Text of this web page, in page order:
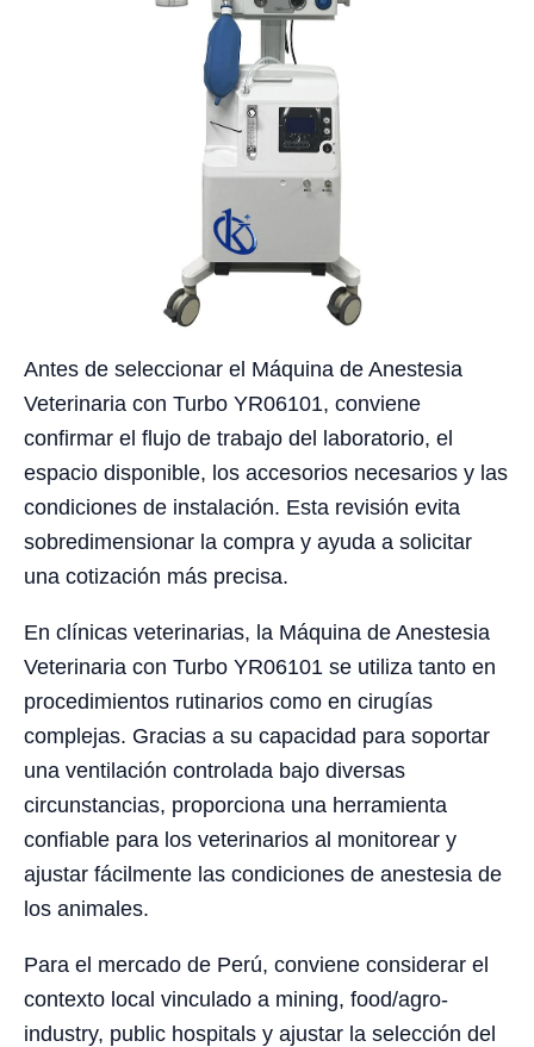
Antes de seleccionar el Máquina de Anestesia
Veterinaria con Turbo YR06101, conviene
confirmar el flujo de trabajo del laboratorio, el
espacio disponible, los accesorios necesarios y las
condiciones de instalación. Esta revisión evita
sobredimensionar la compra y ayuda a solicitar
una cotización más precisa.
En clínicas veterinarias, la Máquina de Anestesia
Veterinaria con Turbo YR06101 se utiliza tanto en
procedimientos rutinarios como en cirugías
complejas. Gracias a su capacidad para soportar
una ventilación controlada bajo diversas
circunstancias, proporciona una herramienta
confiable para los veterinarios al monitorear y
ajustar fácilmente las condiciones de anestesia de
los animales.
Para el mercado de Perú, conviene considerar el
contexto local vinculado a mining, food/agro-
industry, public hospitals y ajustar la selección del